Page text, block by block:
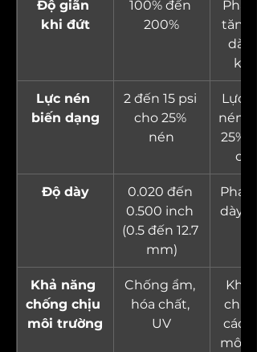
Độ giãn
khi đứt
100% đến
200%
tăng
dài
khi
Lực nén
biến dạng
2 đến 15 psi
cho 25%
nén
Lực
nén
25%
của
Độ dày
0.020 đến
0.500 inch
(0.5 đến 12.7
mm)
dày
Khả năng
chống chịu
môi trường
Chống ẩm,
hóa chất,
UV
Khả
chịu
các
môi